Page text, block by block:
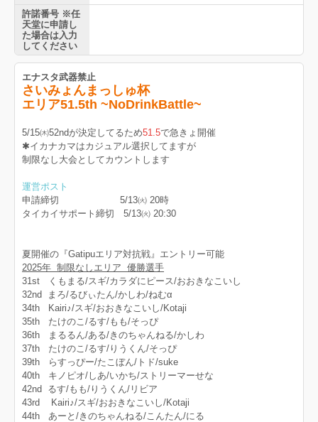
許諾番号 ※任
天堂に申請し
た場合は入力
してください
エナスタ武器禁止
さいみょんまっしゅ杯
エリア51.5th ~NoDrinkBattle~
5/15㈭52ndが決定してるため51.5で急きょ開催
✱イカナカマはカジュアル選択してますが
制限なし大会としてカウントします
運営ポスト
申請締切 5/13㈫ 20時
タイカイサポート締切 5/13㈫ 20:30
夏開催の『Gatipuエリア対抗戦』エントリー可能
2025年 制限なしエリア 優勝選手
31st くもまる/スギ/カラダにピース/おおきなこいし
32nd まろ/るびぃたん/かしわ/ねむα
34th Kairi♪/スギ/おおきなこいし/Kotaji
35th たけのこ/るす/もも/そっぴ
36th まるるん/ある/きのちゃんねる/かしわ
37th たけのこ/るす/りうくん/そっぴ
39th らすっぴー/たこぼん/トド/suke
40th キノピオ/しあ/いかち/ストリーマーせな
42nd るす/もも/りうくん/リビア
43rd Kairi♪/スギ/おおきなこいし/Kotaji
44th あーと/きのちゃんねる/こんたん/にる